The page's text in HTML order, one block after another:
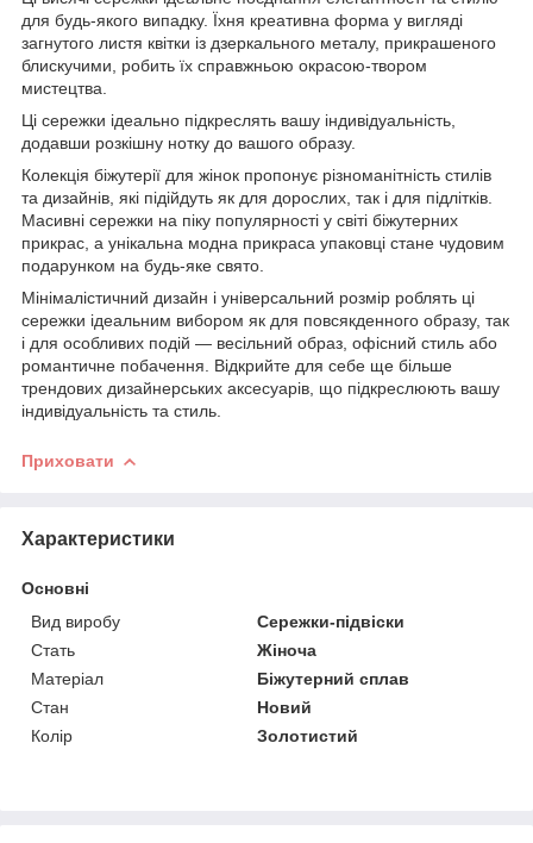
для будь-якого випадку. Їхня креативна форма у вигляді
загнутого листя квітки із дзеркального металу, прикрашеного
блискучими, робить їх справжньою окрасою-твором
мистецтва.
Ці сережки ідеально підкреслять вашу індивідуальність,
додавши розкішну нотку до вашого образу.
Колекція біжутерії для жінок пропонує різноманітність стилів
та дизайнів, які підійдуть як для дорослих, так і для підлітків.
Масивні сережки на піку популярності у світі біжутерних
прикрас, а унікальна модна прикраса упаковці стане чудовим
подарунком на будь-яке свято.
Мінімалістичний дизайн і універсальний розмір роблять ці
сережки ідеальним вибором як для повсякденного образу, так
і для особливих подій — весільний образ, офісний стиль або
романтичне побачення. Відкрийте для себе ще більше
трендових дизайнерських аксесуарів, що підкреслюють вашу
індивідуальність та стиль.
Приховати
Характеристики
Основні
Вид виробу
Сережки-підвіски
Стать
Жіноча
Матеріал
Біжутерний сплав
Стан
Новий
Колір
Золотистий